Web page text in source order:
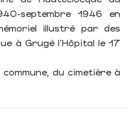
septembre 1946 en
illustré par des
à Grugé l’Hôpital le 17
du cimetière à